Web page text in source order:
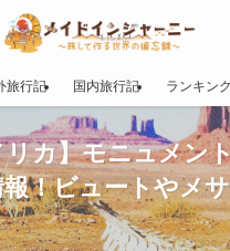
旅行記 国内旅行記 ランキン
リカ】モニュメン
報！ビュートやメ